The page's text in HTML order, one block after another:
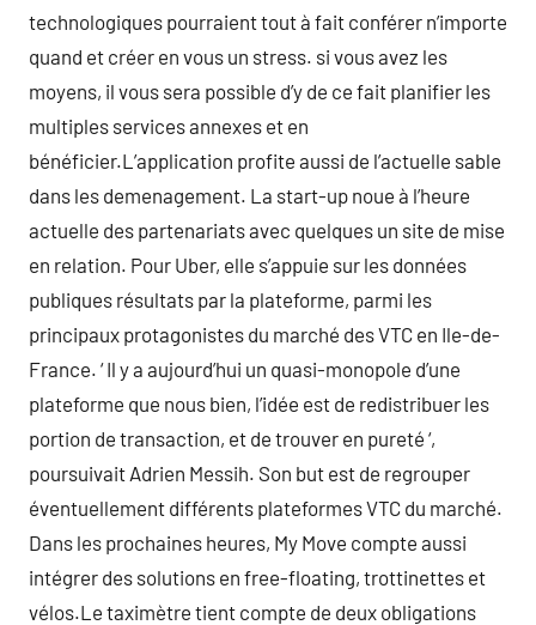
technologiques pourraient tout à fait conférer n’importe
quand et créer en vous un stress. si vous avez les
moyens, il vous sera possible d’y de ce fait planifier les
multiples services annexes et en
bénéficier.L’application profite aussi de l’actuelle sable
dans les demenagement. La start-up noue à l’heure
actuelle des partenariats avec quelques un site de mise
en relation. Pour Uber, elle s’appuie sur les données
publiques résultats par la plateforme, parmi les
principaux protagonistes du marché des VTC en Ile-de-
France. ‘ Il y a aujourd’hui un quasi-monopole d’une
plateforme que nous bien, l’idée est de redistribuer les
portion de transaction, et de trouver en pureté ‘,
poursuivait Adrien Messih. Son but est de regrouper
éventuellement différents plateformes VTC du marché.
Dans les prochaines heures, My Move compte aussi
intégrer des solutions en free-floating, trottinettes et
vélos.Le taximètre tient compte de deux obligations